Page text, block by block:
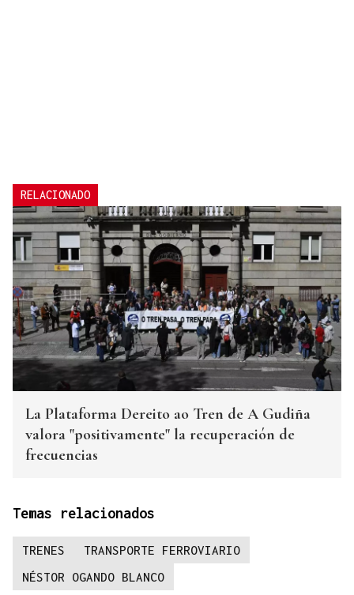
RELACIONADO
La Plataforma Dereito ao Tren de A Gudiña
valora "positivamente" la recuperación de
frecuencias
Temas relacionados
TRENES
TRANSPORTE FERROVIARIO
NÉSTOR OGANDO BLANCO